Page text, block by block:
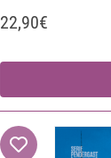
22,90€